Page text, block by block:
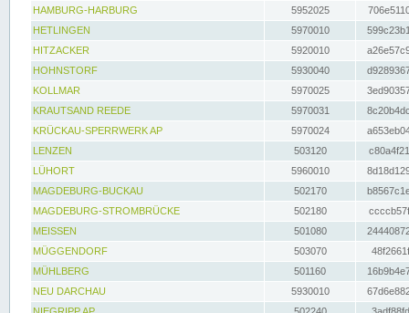
HAMBURG-HARBURG
5952025
HETLINGEN
5970010
HITZACKER
5920010
HOHNSTORF
5930040
KOLLMAR
5970025
KRAUTSAND REEDE
5970031
KRÜCKAU-SPERRWERK AP
5970024
LENZEN
503120
LÜHORT
5960010
MAGDEBURG-BUCKAU
502170
MAGDEBURG-STROMBRÜCKE
502180
MEISSEN
501080
MÜGGENDORF
503070
MÜHLBERG
501160
NEU DARCHAU
5930010